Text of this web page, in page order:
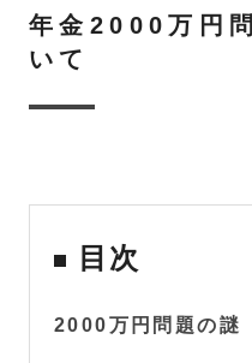
年金2000万円
いて
目次
2000万円問題の謎